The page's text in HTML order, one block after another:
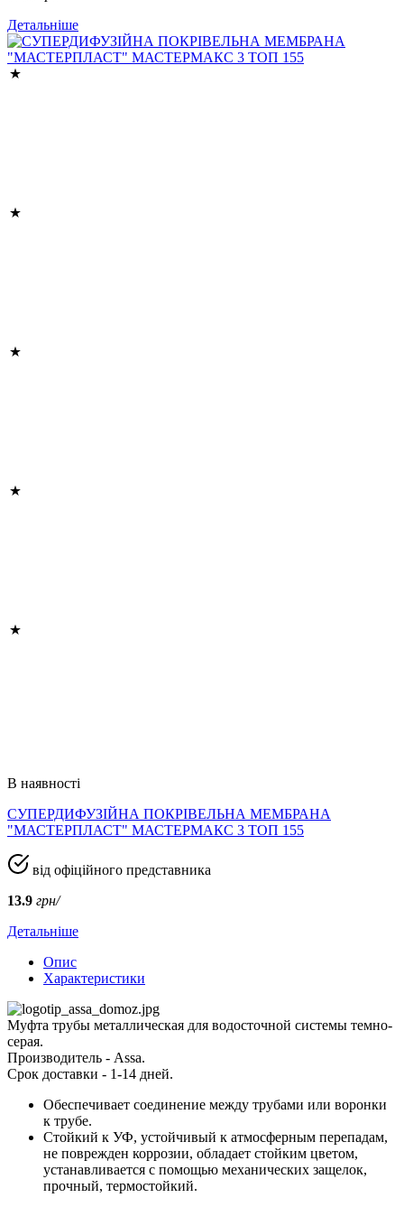
Детальніше
В наявності
СУПЕРДИФУЗІЙНА ПОКРІВЕЛЬНА МЕМБРАНА
"МАСТЕРПЛАСТ" МАСТЕРМАКС 3 ТОП 155
від офіційного представника
13.9 грн/
Детальніше
Опис
Характеристики
Муфта трубы металлическая для водосточной системы темно-
серая.
Производитель - Assa.
Срок доставки - 1-14 дней.
Обеспечивает соединение между трубами или воронки
к трубе.
Стойкий к УФ, устойчивый к атмосферным перепадам,
не поврежден коррозии, обладает стойким цветом,
устанавливается с помощью механических защелок,
прочный, термостойкий.